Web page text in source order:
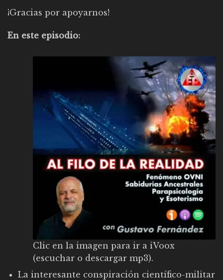
¡Gracias por apoyarnos!
En este episodio:
Clic en la imagen para ir a iVoox
(escuchar o descargar mp3).
La interesante conspiración científico-militar